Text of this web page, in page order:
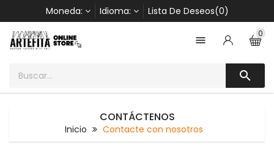
Moneda: Idioma: Lista De Deseos(0)

0

CONTÁCTENOS
Inicio Contacte con nosotros